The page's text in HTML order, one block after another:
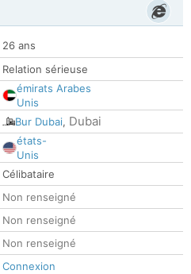
26 ans
Relation sérieuse
émirats Arabes
Unis
Bur Dubai, Dubai
états-
Unis
Célibataire
Non renseigné
Non renseigné
Non renseigné
Connexion